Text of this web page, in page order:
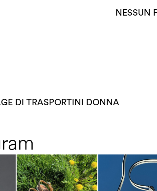
NESSUN
DI TRASPORTINI DONNA